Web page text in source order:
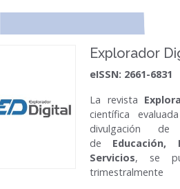
Explorador
eISSN: 2661-6831
La revista
científica
divulgación
de
Servicios, se
trimestralmente